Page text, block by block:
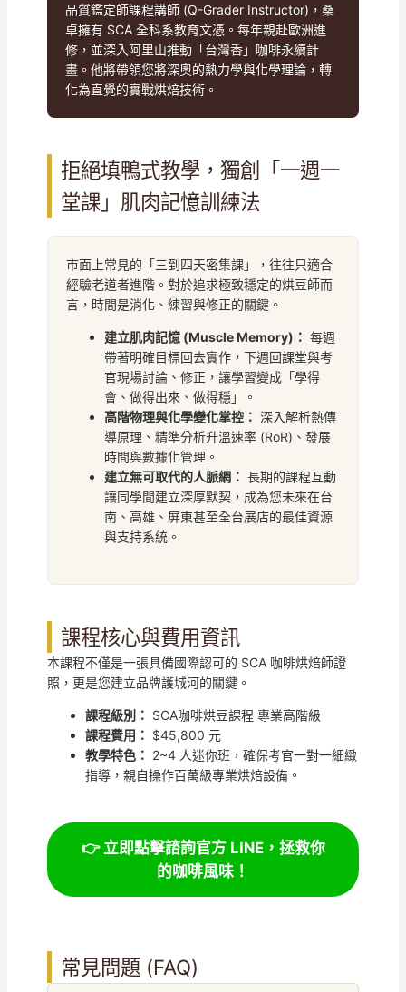
品質鑑定師課程講師 (Q-Grader Instructor)，桑
卓擁有 SCA 全科系教育文憑。每年親赴歐洲進
修，並深入阿里山推動「台灣香」咖啡永續計
畫。他將帶領您將深奧的熱力學與化學理論，轉
化為直覺的實戰烘焙技術。
拒絕填鴨式教學，獨創「一週一
堂課」肌肉記憶訓練法
市面上常見的「三到四天密集課」，往往只適合
經驗老道者進階。對於追求極致穩定的烘豆師而
言，時間是消化、練習與修正的關鍵。
建立肌肉記憶 (Muscle Memory)： 每週
帶著明確目標回去實作，下週回課堂與考
官現場討論、修正，讓學習變成「學得
會、做得出來、做得穩」。
高階物理與化學變化掌控： 深入解析熱傳
導原理、精準分析升溫速率 (RoR)、發展
時間與數據化管理。
建立無可取代的人脈網： 長期的課程互動
讓同學間建立深厚默契，成為您未來在台
南、高雄、屏東甚至全台展店的最佳資源
與支持系統。
課程核心與費用資訊
本課程不僅是一張具備國際認可的 SCA 咖啡烘焙師證
照，更是您建立品牌護城河的關鍵。
課程級別： SCA咖啡烘豆課程 專業高階級
課程費用： $45,800 元
教學特色： 2~4 人迷你班，確保考官一對一細緻
指導，親自操作百萬級專業烘焙設備。
👉 立即點擊諮詢官方 LINE，拯救你
的咖啡風味！
常見問題 (FAQ)